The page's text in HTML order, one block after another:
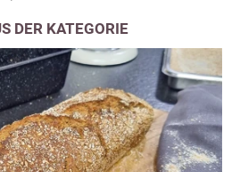
DER KATEGORIE